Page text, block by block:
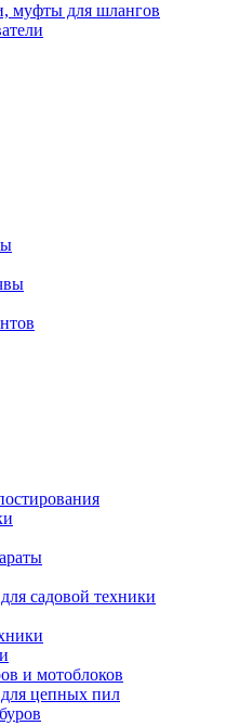
муфты для шлангов
садовой техники
и мотоблоков
цепных пил